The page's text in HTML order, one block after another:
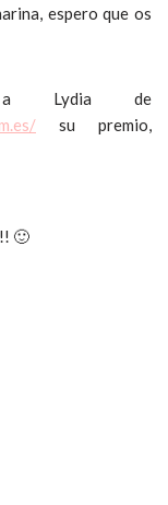
espero que os
a Lydia de
su premio,
🙂